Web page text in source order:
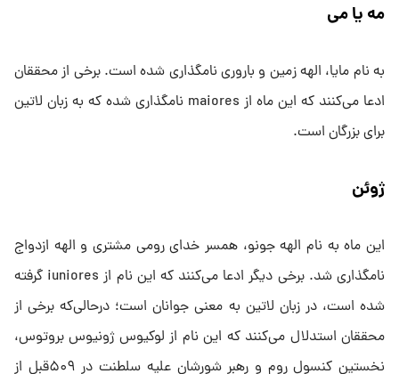
مه یا می
به نام مایا، الهه زمین و باروری نامگذاری شده است. برخی از محققان
ادعا می‌کنند که این‌ ماه از maiores نامگذاری شده که به زبان لاتین
برای بزرگان است.
ژوئن
این‌ ماه به نام الهه جونو، همسر خدای رومی مشتری و الهه ازدواج
نامگذاری شد. برخی دیگر ادعا می‌کنند که این نام از iuniores گرفته
شده است، در زبان لاتین به معنی جوانان است؛ درحالی‌که برخی از
محققان استدلال می‌کنند که این نام از لوکیوس ژونیوس بروتوس،
نخستین کنسول روم و رهبر شورشان علیه سلطنت در ۵۰۹قبل از